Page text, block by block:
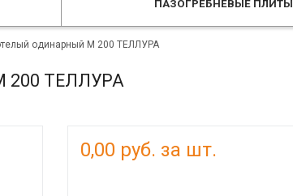
ПАЗОГРЕБНЕВЫЕ ПЛИТЫ
одинарный М 200 ТЕЛЛУРА
200 ТЕЛЛУРА
0,00 руб. за шт.